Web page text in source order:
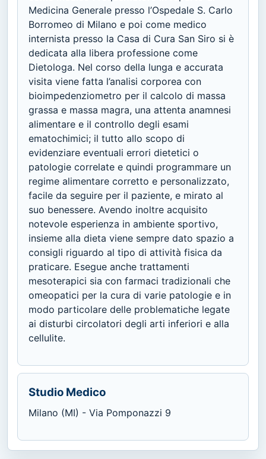
Medicina Generale presso l’Ospedale S. Carlo
Borromeo di Milano e poi come medico
internista presso la Casa di Cura San Siro si è
dedicata alla libera professione come
Dietologa. Nel corso della lunga e accurata
visita viene fatta l’analisi corporea con
bioimpedenziometro per il calcolo di massa
grassa e massa magra, una attenta anamnesi
alimentare e il controllo degli esami
ematochimici; il tutto allo scopo di
evidenziare eventuali errori dietetici o
patologie correlate e quindi programmare un
regime alimentare corretto e personalizzato,
facile da seguire per il paziente, e mirato al
suo benessere. Avendo inoltre acquisito
notevole esperienza in ambiente sportivo,
insieme alla dieta viene sempre dato spazio a
consigli riguardo al tipo di attività fisica da
praticare. Esegue anche trattamenti
mesoterapici sia con farmaci tradizionali che
omeopatici per la cura di varie patologie e in
modo particolare delle problematiche legate
ai disturbi circolatori degli arti inferiori e alla
cellulite.
Studio Medico
Milano (MI) - Via Pomponazzi 9